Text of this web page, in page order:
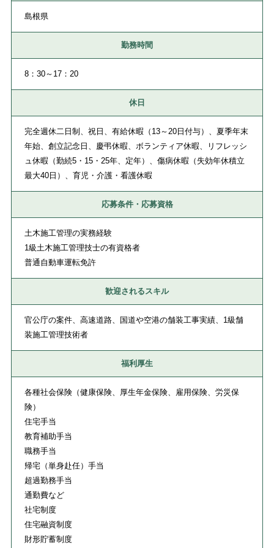
島根県
勤務時間
8：30～17：20
休日
完全週休二日制、祝日、有給休暇（13～20日付与）、夏季年末
年始、創立記念日、慶弔休暇、ボランティア休暇、リフレッシ
ュ休暇（勤続5・15・25年、定年）、傷病休暇（失効年休積立
最大40日）、育児・介護・看護休暇
応募条件・応募資格
土木施工管理の実務経験
1級土木施工管理技士の有資格者
普通自動車運転免許
歓迎されるスキル
官公庁の案件、高速道路、国道や空港の舗装工事実績、1級舗
装施工管理技術者
福利厚生
各種社会保険（健康保険、厚生年金保険、雇用保険、労災保
険）
住宅手当
教育補助手当
職務手当
帰宅（単身赴任）手当
超過勤務手当
通勤費など
社宅制度
住宅融資制度
財形貯蓄制度